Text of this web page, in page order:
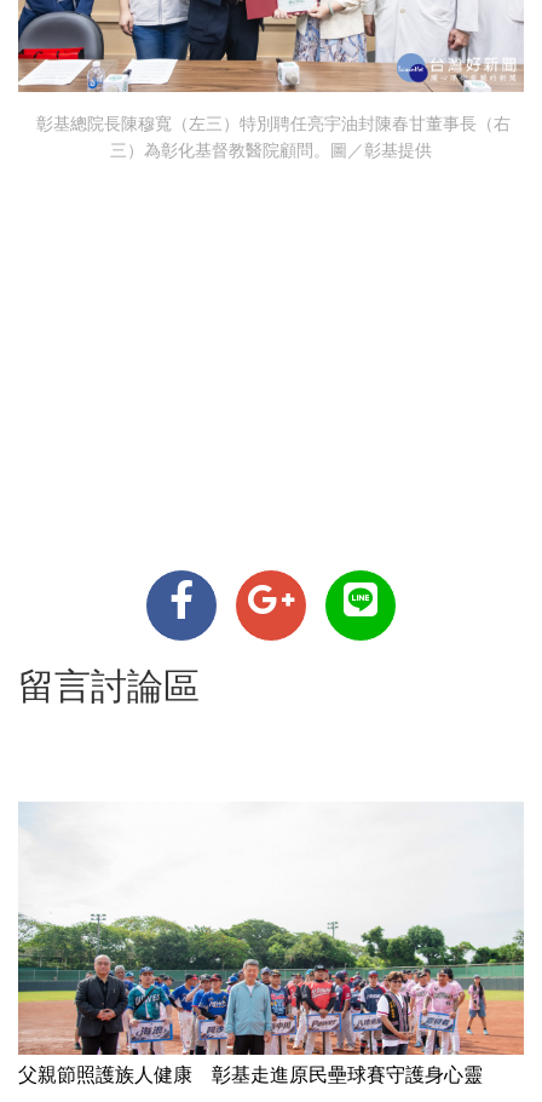
彰基總院長陳穆寬（左三）特別聘任亮宇油封陳春甘董事長（右
三）為彰化基督教醫院顧問。圖／彰基提供
留言討論區
父親節照護族人健康 彰基走進原民壘球賽守護身心靈